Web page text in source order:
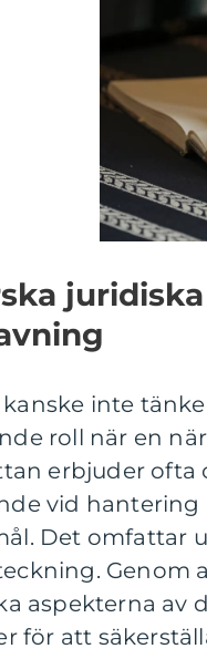
inte
roll när en
erbjuder ofta
vid
Det omfattar
Genom
aspekterna av
för att